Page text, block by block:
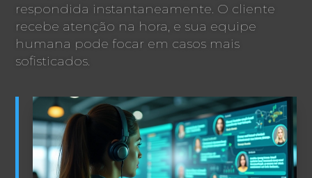
respondida instantaneamente. O cliente
recebe atenção na hora, e sua equipe
humana pode focar em casos mais
sofisticados.